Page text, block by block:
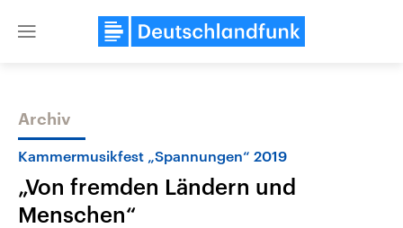
Close
Themen
Archiv
Kammermusikfest „Spannungen“ 2019
„Von fremden Ländern und
Menschen“